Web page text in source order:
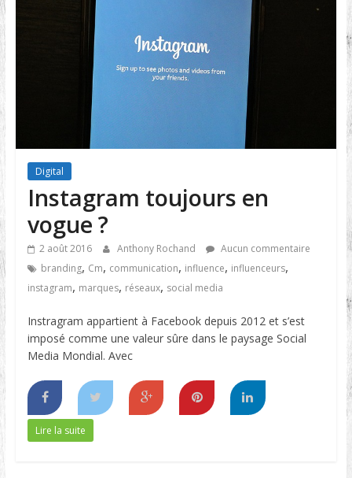
Digital
Instagram toujours en
vogue ?
2 août 2016 Anthony Rochand
Aucun commentaire
branding, Cm, communication, influence, influenceurs,
instagram, marques, réseaux, social media
Instragram appartient à Facebook depuis 2012 et s’est
imposé comme une valeur sûre dans le paysage Social
Media Mondial. Avec
Lire la suite